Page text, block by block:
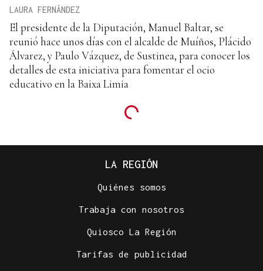
LAURA FERNÁNDEZ
El presidente de la Diputación, Manuel Baltar, se
reunió hace unos días con el alcalde de Muíños, Plácido
Álvarez, y Paulo Vázquez, de Sustinea, para conocer los
detalles de esta iniciativa para fomentar el ocio
educativo en la Baixa Limia
LA REGIÓN
Quiénes somos
Trabaja con nosotros
Quiosco La Región
Tarifas de publicidad